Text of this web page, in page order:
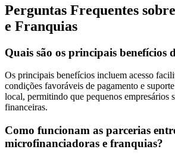
Perguntas Frequentes
e Franquias
Quais são os principais benefícios
Os principais benefícios incluem acesso
condições favoráveis de pagamento e
local, permitindo que pequenos empresários
financeiras.
Como funcionam as parcerias
microfinanciadoras e franquias?